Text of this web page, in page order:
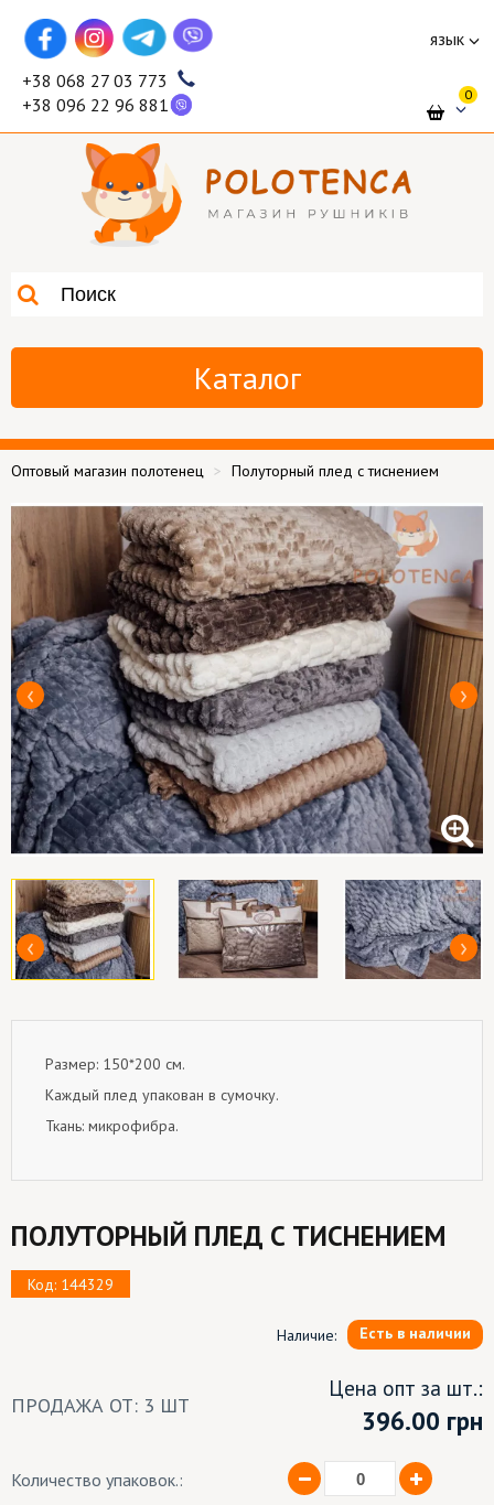
язык
+38 068 27 03 773
+38 096 22 96 881
0
Каталог
Оптовый магазин полотенец Полуторный плед с тиснением
Размер: 150*200 см.
Каждый плед упакован в сумочку.
Ткань: микрофибра.
ПОЛУТОРНЫЙ ПЛЕД С ТИСНЕНИЕМ
Код: 144329
Наличие: Есть в наличии
ПРОДАЖА ОТ: 3 ШТ
Цена опт за шт.:
396.00 грн
Количество упаковок.: